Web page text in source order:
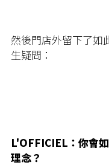
然後門店外留下了如
生疑問：
L'OFFICIEL：你會
理念？